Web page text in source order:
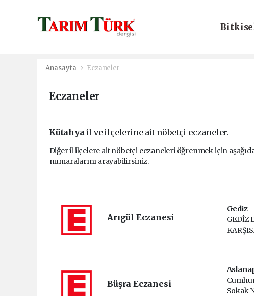
Anasayfa Eczaneler
Eczaneler
Kütahyail ve ilçelerine ait nöbetçi eczaneler.
Diğer il ilçelere ait nöbetçi eczaneleri öğrenmek için
numaralarını arayabilirsiniz.
Arıgül Eczanesi
Gediz
GEDİZ
Büşra Eczanesi
Sokak